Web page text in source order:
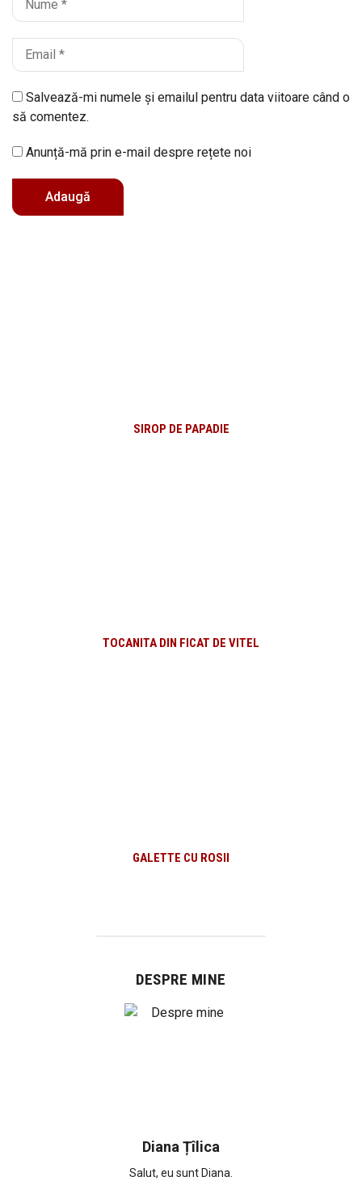
Salvează-mi numele și emailul pentru data viitoare când o
să comentez.
Anunță-mă prin e-mail despre rețete noi
SIROP DE PAPADIE
TOCANITA DIN FICAT DE VITEL
GALETTE CU ROSII
DESPRE MINE
Diana Țîlica
Salut, eu sunt Diana.